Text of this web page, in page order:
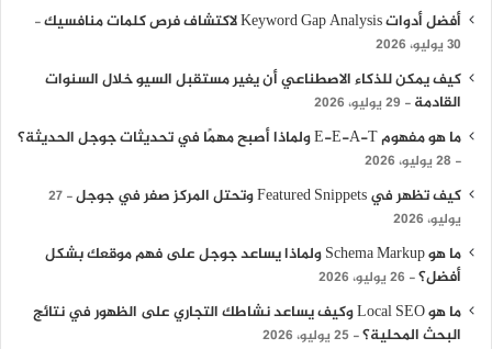
أفضل أدوات Keyword Gap Analysis لاكتشاف فرص كلمات منافسيك
30 يوليو، 2026
كيف يمكن للذكاء الاصطناعي أن يغير مستقبل السيو خلال السنوات
القادمة
29 يوليو، 2026
ما هو مفهوم E-E-A-T ولماذا أصبح مهمًا في تحديثات جوجل الحديثة؟
28 يوليو، 2026
كيف تظهر في Featured Snippets وتحتل المركز صفر في جوجل
27
يوليو، 2026
ما هو Schema Markup ولماذا يساعد جوجل على فهم موقعك بشكل
أفضل؟
26 يوليو، 2026
ما هو Local SEO وكيف يساعد نشاطك التجاري على الظهور في نتائج
البحث المحلية؟
25 يوليو، 2026